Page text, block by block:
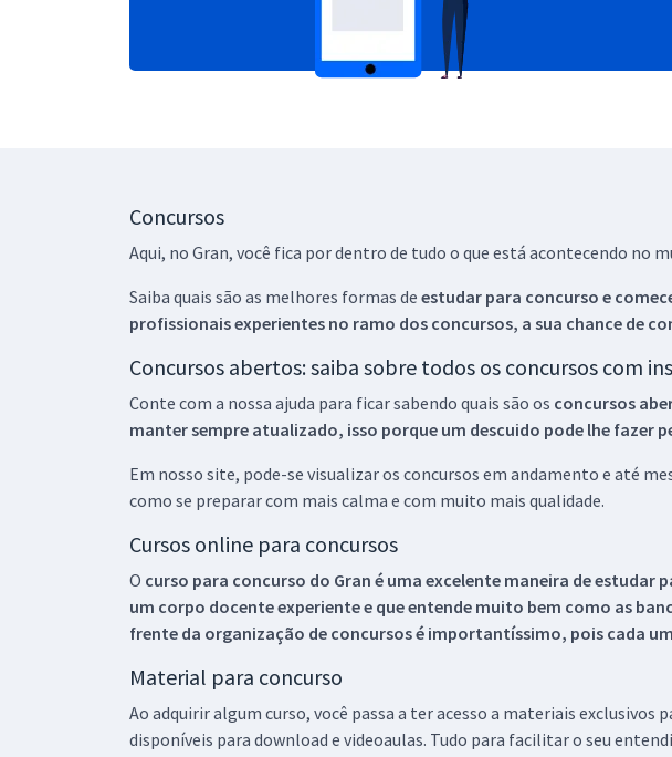
Concursos
Aqui, no Gran, você fica por dentro de tudo o que está acontecendo no
Saiba quais são as melhores formas de estudar para concurso e
profissionais experientes no ramo dos concursos, a sua chance de
Concursos abertos: saiba sobre todos os concursos com
Conte com a nossa ajuda para ficar sabendo quais são os concursos
manter sempre atualizado, isso porque um descuido pode lhe fazer
Em nosso site, pode-se visualizar os concursos em andamento e até
como se preparar com mais calma e com muito mais qualidade.
Cursos online para concursos
O curso para concurso do Gran é uma excelente maneira de
um corpo docente experiente e que entende muito bem como as
frente da organização de concursos é importantíssimo, pois cada
Material para concurso
Ao adquirir algum curso, você passa a ter acesso a materiais
disponíveis para download e videoaulas. Tudo para facilitar o seu